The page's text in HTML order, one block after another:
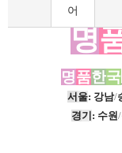
어
명
명품한국
서 울: 강남/
경기 : 수원/